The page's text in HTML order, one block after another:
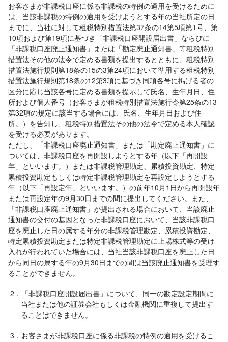
お客さまが非課税口座に係る非課税の特例の適用を受けるために
は、当該非課税の特例の適用を受けようとする年の当社所定の日
までに、当社に対して租税特別措置法第37条の14第5項第1号、第
10項および第19項に基づき「非課税口座開設届出書」ならびに
「非課税口座廃止通知書」または「勘定廃止通知書」等租税特別
措置法その他の法令で定める書類を提出するとともに、租税特別
措置法施行規則第18条の15の3第24項において準用する租税特別
措置法施行規則第18条の12第3項に基づき同項各号に掲げる者の
区分に応じ当該各号に定める書類を提示して氏名、生年月日、住
所および個人番号（お客さまが租税特別措置法施行令第25条の13
第32項の規定に該当する場合には、氏名、生年月日および住
所。）を告知し、租税特別措置法その他の法令で定める本人確認
を受ける必要があります。
ただし、「非課税口座廃止通知書」または「勘定廃止通知書」に
ついては、非課税口座を再開設しようとする年（以下「再開設
年」といいます。）または非課税管理勘定、累積投資勘定、特定
累積投資勘定もしくは特定非課税管理勘定を再設定しようとする
年（以下「再設定年」といいます。）の前年10月1日から再開設年
または再設定年の9月30日までの間に提出してください。また、
「非課税口座廃止通知書」が提出される場合において、当該廃止
通知書の交付の基因となった非課税口座において、当該非課税口
座を廃止した日の属する年分の非課税管理勘定、累積投資勘定、
特定累積投資勘定または特定非課税管理勘定に上場株式等の受け
入れが行われていた場合には、当社当該非課税口座を廃止した日
から同日の属する年の9月30日までの間は当該廃止通知書を受理す
ることができません。
2．「非課税口座開設届出書」について、同一の勘定設定期間に
当社または他の証券会社もしくは金融機関に重複して提出す
ることはできません。
3．お客さまが非課税口座に係る非課税の特例の適用を受けるこ